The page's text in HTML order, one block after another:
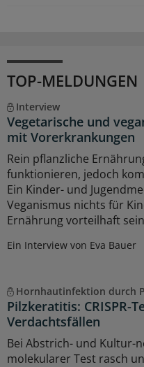
TOP-MELDUNGEN
Interview
Vegetarische und
mit Vorerkrankungen
Rein pflanzliche
funktionieren, jedoch
Ein Kinder- und
Veganismus nichts für
Ernährung vorteilhaft
Ein Interview von Eva Bauer
Hornhautinfektion durch
Pilzkeratitis: CRISPR-
Verdachtsfällen
Bei Abstrich- und Kultur-
molekularer Test rasch